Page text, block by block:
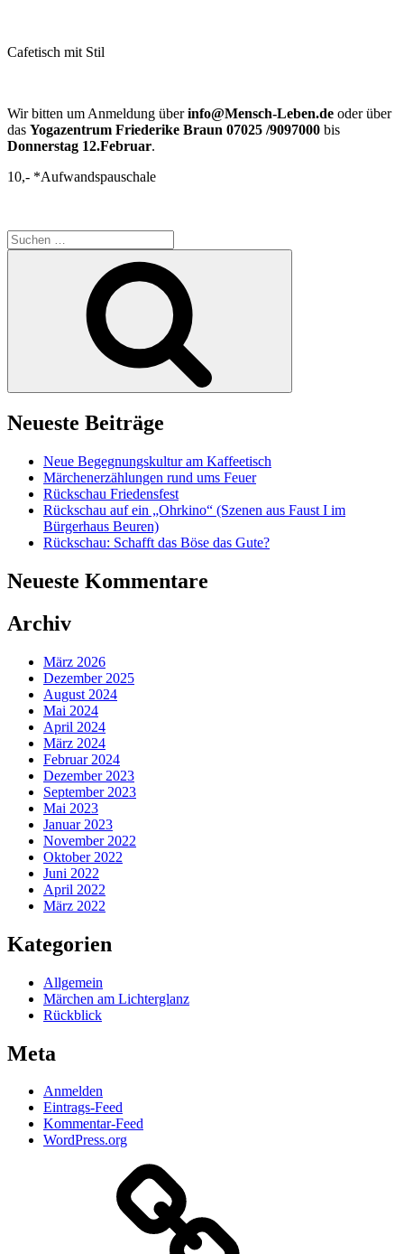
Cafetisch mit Stil
Wir bitten um Anmeldung überinfo@Mensch-Leben.de oder über
das Yogazentrum Friederike Braun 07025 /9097000 bis
Donnerstag 12.Februar.
10,- *Aufwandspauschale
Suchen
nach:
Neueste Beiträge
Neue Begegnungskultur am Kaffeetisch
Märchenerzählungen rund ums Feuer
Rückschau Friedensfest
Rückschau auf ein „Ohrkino“ (Szenen aus Faust I im
Bürgerhaus Beuren)
Rückschau: Schafft das Böse das Gute?
Neueste Kommentare
Archiv
März 2026
Dezember 2025
August 2024
Mai 2024
April 2024
März 2024
Februar 2024
Dezember 2023
September 2023
Mai 2023
Januar 2023
November 2022
Oktober 2022
Juni 2022
April 2022
März 2022
Kategorien
Allgemein
Märchen am Lichterglanz
Rückblick
Meta
Anmelden
Eintrags-Feed
Kommentar-Feed
WordPress.org
Datenschutzerklärung